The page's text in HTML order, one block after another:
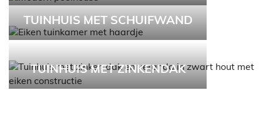
TUINHUIS MET SCHUIFWAND
TUINHUIS MET ZINKENDAK